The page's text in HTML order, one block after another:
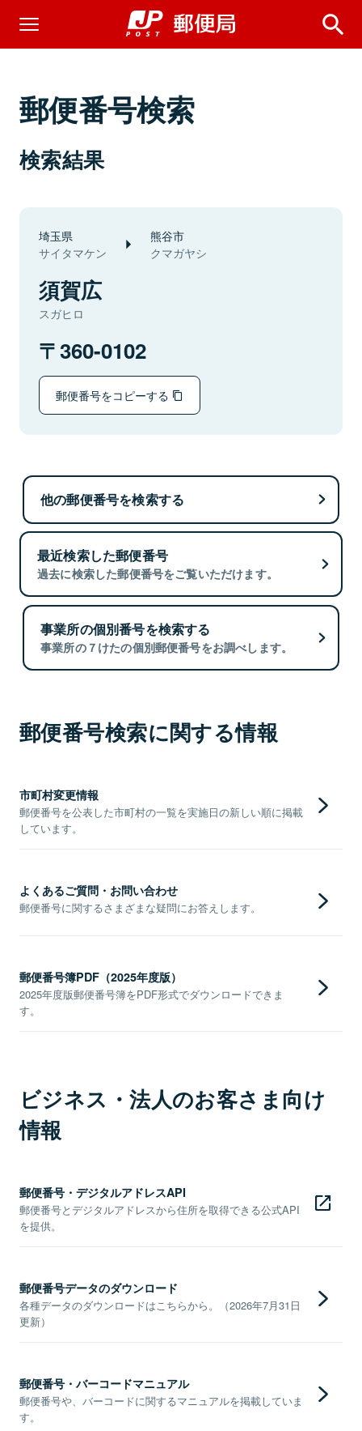
郵便番号検索
検索結果
埼玉県
サイタマケン
熊谷市
クマガヤシ
須賀広
スガヒロ
360-0102
郵便番号をコピーする
他の郵便番号を検索する
最近検索した郵便番号
過去に検索した郵便番号をご覧いただけます。
事業所の個別番号を検索する
事業所の７けたの個別郵便番号をお調べします。
郵便番号検索に関する情報
市町村変更情報
郵便番号を公表した市町村の一覧を実施日の新しい順に掲載
しています。
よくあるご質問・お問い合わせ
郵便番号に関するさまざまな疑問にお答えします。
郵便番号簿PDF（2025年度版）
2025年度版郵便番号簿をPDF形式でダウンロードできま
す。
ビジネス・法人のお客さま向け
情報
郵便番号・デジタルアドレスAPI
郵便番号とデジタルアドレスから住所を取得できる公式API
を提供。
郵便番号データのダウンロード
各種データのダウンロードはこちらから。（2026年7月31日
更新）
郵便番号・バーコードマニュアル
郵便番号や、バーコードに関するマニュアルを掲載していま
す。